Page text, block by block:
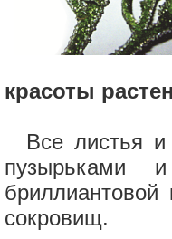
красоты
Все листья и
пузырьками
сокровищ.